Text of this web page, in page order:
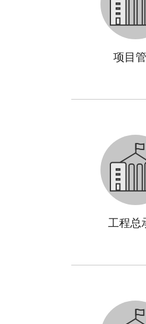
项目
工程总